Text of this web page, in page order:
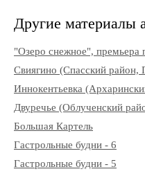
Другие материалы
"Озеро снежное", премьера
Свиягино (Спасский район,
Иннокентьевка
Двуречье (Облученский
Большая Картель
Гастрольные будни - 6
Гастрольные будни - 5